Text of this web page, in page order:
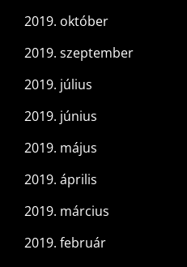
2019. október
2019. szeptember
2019. július
2019. június
2019. május
2019. április
2019. március
2019. február